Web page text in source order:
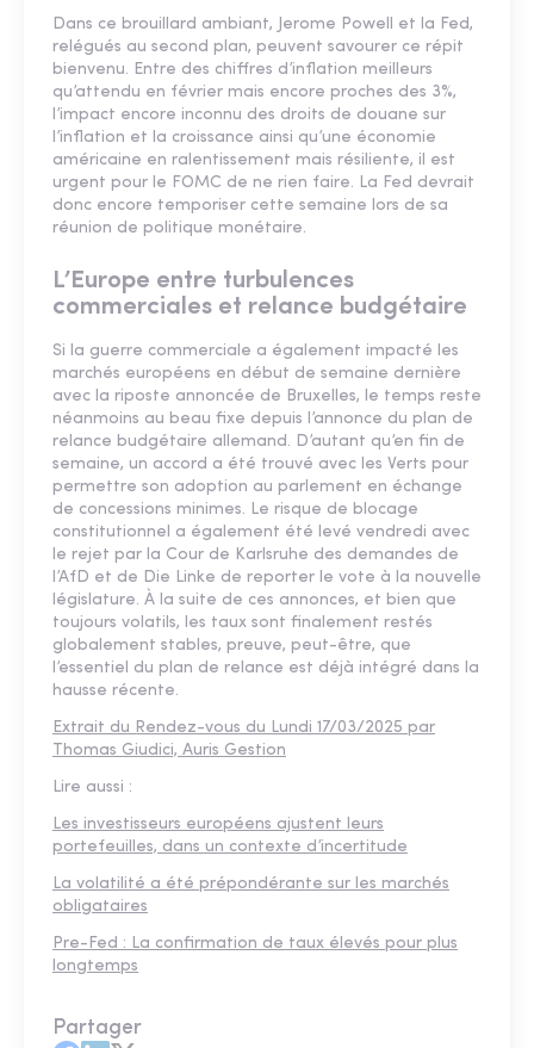
Dans ce brouillard ambiant, Jerome Powell et la Fed,
relégués au second plan, peuvent savourer ce répit
bienvenu. Entre des chiffres d’inflation meilleurs
qu’attendu en février mais encore proches des 3%,
l’impact encore inconnu des droits de douane sur
l’inflation et la croissance ainsi qu’une économie
américaine en ralentissement mais résiliente, il est
urgent pour le FOMC de ne rien faire. La Fed devrait
donc encore temporiser cette semaine lors de sa
réunion de politique monétaire.
L’Europe entre turbulences
commerciales et relance budgétaire
Si la guerre commerciale a également impacté les
marchés européens en début de semaine dernière
avec la riposte annoncée de Bruxelles, le temps reste
néanmoins au beau fixe depuis l’annonce du plan de
relance budgétaire allemand. D’autant qu’en fin de
semaine, un accord a été trouvé avec les Verts pour
permettre son adoption au parlement en échange
de concessions minimes. Le risque de blocage
constitutionnel a également été levé vendredi avec
le rejet par la Cour de Karlsruhe des demandes de
l’AfD et de Die Linke de reporter le vote à la nouvelle
législature. À la suite de ces annonces, et bien que
toujours volatils, les taux sont finalement restés
globalement stables, preuve, peut-être, que
l’essentiel du plan de relance est déjà intégré dans la
hausse récente.
Extrait du Rendez-vous du Lundi 17/03/2025 par
Thomas Giudici, Auris Gestion
Lire aussi :
Les investisseurs européens ajustent leurs
portefeuilles, dans un contexte d’incertitude
La volatilité a été prépondérante sur les marchés
obligataires
Pre-Fed : La confirmation de taux élevés pour plus
longtemps
Partager